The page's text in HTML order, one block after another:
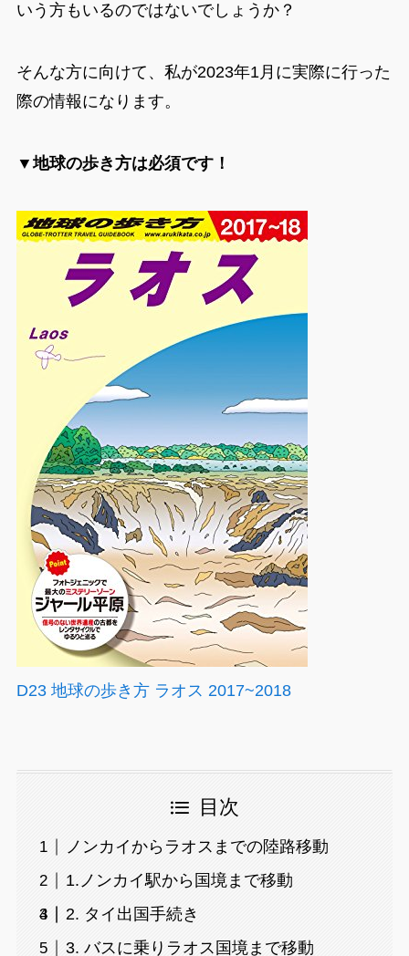
いう方もいるのではないでしょうか？
そんな方に向けて、私が2023年1月に実際に行った
際の情報になります。
▼地球の歩き方は必須です！
D23 地球の歩き方 ラオス 2017~2018
目次
ノンカイからラオスまでの陸路移動
1.ノンカイ駅から国境まで移動
2. タイ出国手続き
3. バスに乗りラオス国境まで移動